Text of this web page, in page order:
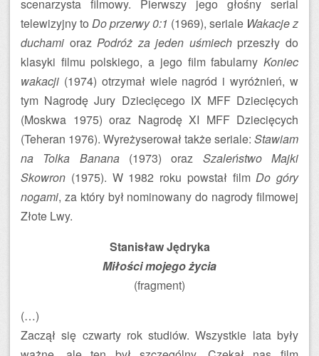
scenarzysta filmowy. Pierwszy jego głośny serial
telewizyjny to Do przerwy 0:1 (1969), seriale Wakacje z
duchami orazPodróż za jeden uśmiechprzeszły do
klasyki filmu polskiego, a jego film fabularny Koniec
wakacji (1974) otrzymał wiele nagród i wyróżnień, w
tym Nagrodę Jury Dziecięcego IX MFF Dziecięcych
(Moskwa 1975) oraz Nagrodę XI MFF Dziecięcych
(Teheran 1976). Wyreżyserował także seriale: Stawiam
na Tolka Banana(1973) oraz Szaleństwo Majki
Skowron (1975). W 1982 roku powstał filmDo góry
nogami, za który był nominowany do nagrody filmowej
Złote Lwy.
Stanisław Jędryka
Miłości mojego życia
(fragment)
(…)
Zaczął się czwarty rok studiów. Wszystkie lata były